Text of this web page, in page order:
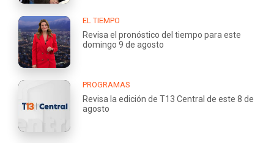
EL TIEMPO
Revisa el pronóstico del tiempo para este
domingo 9 de agosto
PROGRAMAS
Revisa la edición de T13 Central de este 8 de
agosto